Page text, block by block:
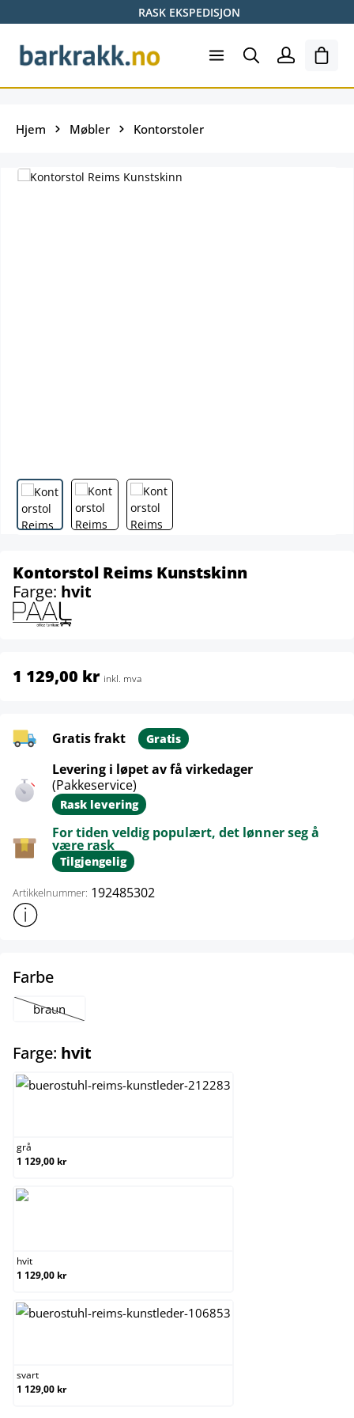
RASK EKSPEDISJON
Hjem Møbler Kontorstoler
Kontorstol Reims Kunstskinn
Farge: hvit
1 129,00 kr inkl. mva
Gratis frakt Gratis
Levering i løpet av få virkedager
(Pakkeservice)
Rask levering
For tiden veldig populært, det lønner seg å
være rask
Tilgjengelig
Artikkelnummer: 192485302
Vis mer produktinformasjon
Farbeselect
braun
(Dette alternativet er foreløpig ikke tilgjengelig.)
Farge: hvit
grå
1 129,00 kr
hvit
1 129,00 kr
svart
1 129,00 kr